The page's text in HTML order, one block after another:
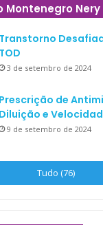
Montenegro Nery
Transtorno
TOD
3 de setembro de 2024
Prescrição de
Diluição e
9 de setembro de 2024
Tudo (76)